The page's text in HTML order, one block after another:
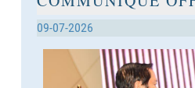
09-07-2026